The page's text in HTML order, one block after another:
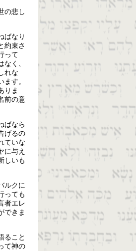
の悲し
ばなり
約束さ
って
く、
れな
す。
りま
前の意
ばなら
げるの
ていな
に与え
しいも
ルクに
っても
者エレ
できま
ること
て神の